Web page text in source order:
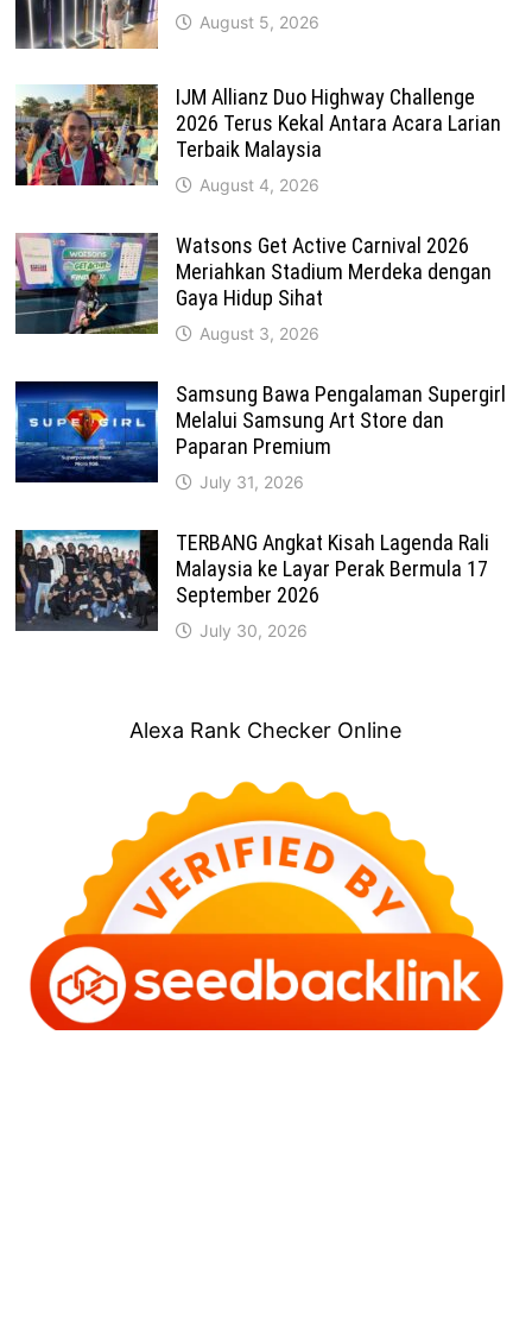
August 5, 2026
IJM Allianz Duo Highway Challenge
2026 Terus Kekal Antara Acara Larian
Terbaik Malaysia
August 4, 2026
Watsons Get Active Carnival 2026
Meriahkan Stadium Merdeka dengan
Gaya Hidup Sihat
August 3, 2026
Samsung Bawa Pengalaman Supergirl
Melalui Samsung Art Store dan
Paparan Premium
July 31, 2026
TERBANG Angkat Kisah Lagenda Rali
Malaysia ke Layar Perak Bermula 17
September 2026
July 30, 2026
Alexa Rank Checker Online